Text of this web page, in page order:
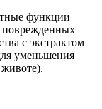
функции
поврежденных
с экстрактом
уменьшения